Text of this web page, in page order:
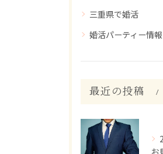
三重県で婚活
婚活パーティー情報
最近の投稿